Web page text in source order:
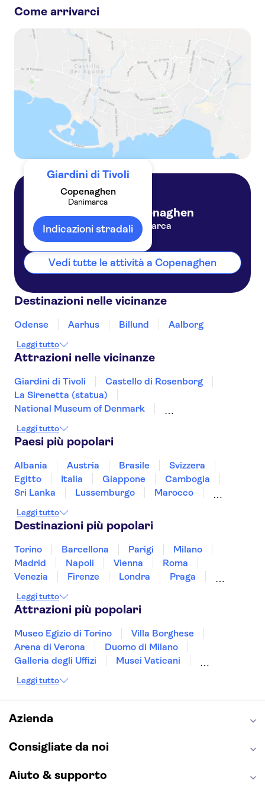
Biglietti d'ingresso per i Giardini di Tivoli
Come arrivarci
Giardini di Tivoli
Copenaghen
Danimarca
Indicazioni stradali
Copenaghen
Danimarca
Vedi tutte le attività a Copenaghen
Destinazioni nelle vicinanze
Odense Aarhus Billund Aalborg
Leggi tutto
Attrazioni nelle vicinanze
Giardini di Tivoli
Castello di Rosenborg
La Sirenetta (statua)
National Museum of Denmark
Castello di Kronborg
Leggi tutto
Paesi più popolari
Albania Austria Brasile
Svizzera
Egitto
Italia Giappone
Cambogia
Sri Lanka
Lussemburgo
Marocco
Slovenia
Thailandia Tunisia
Vietnam
Leggi tutto
Destinazioni più popolari
Torino Barcellona Parigi
Milano
Madrid
Napoli Vienna
Roma
Venezia
Firenze Londra
Praga
Bologna
Malta Genova
Leggi tutto
Attrazioni più popolari
Museo Egizio di Torino
Villa Borghese
Arena di Verona
Duomo di Milano
Galleria degli Uffizi
Musei Vaticani
Museo del Louvre
Teatro alla Scala
Sagrada Familia
Pantheon
Napoli Sotterranea
Leggi tutto
Azienda
Consigliate da noi
Aiuto & supporto